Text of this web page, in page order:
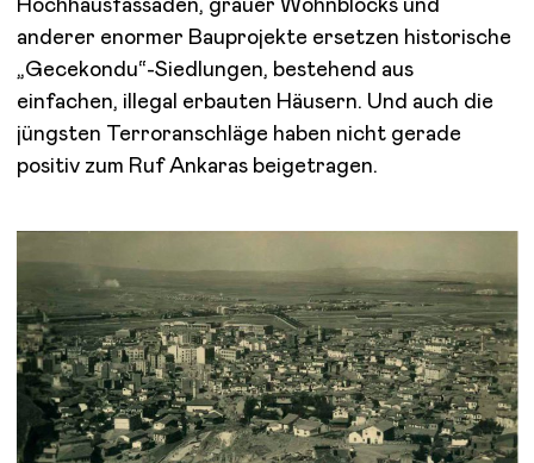
Hochhausfassaden, grauer Wohnblocks und
anderer enormer Bauprojekte ersetzen historische
„Gecekondu“-Siedlungen, bestehend aus
einfachen, illegal erbauten Häusern. Und auch die
jüngsten Terroranschläge haben nicht gerade
positiv zum Ruf Ankaras beigetragen.